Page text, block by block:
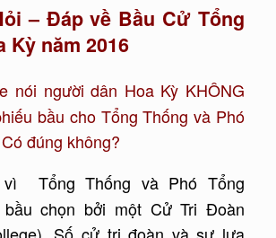
– Đáp về Bầu Cử Tổng
Kỳ năm 2016
nói người dân Hoa Kỳ KHÔNG
bầu cho Tổng Thống và Phó
đúng không?
Tổng Thống và Phó Tổng
chọn bởi một Cử Tri Đoàn